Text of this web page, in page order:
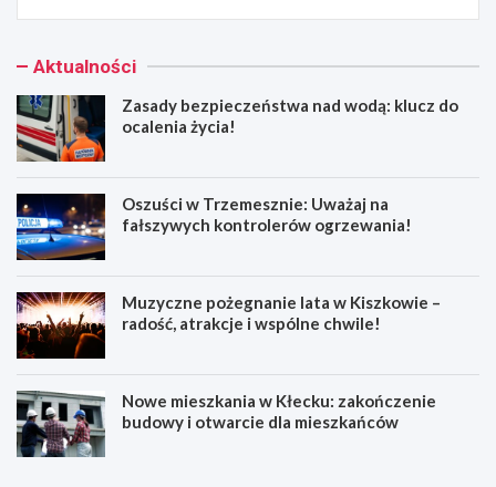
Aktualności
Zasady bezpieczeństwa nad wodą: klucz do
ocalenia życia!
Oszuści w Trzemesznie: Uważaj na
fałszywych kontrolerów ogrzewania!
Muzyczne pożegnanie lata w Kiszkowie –
radość, atrakcje i wspólne chwile!
Nowe mieszkania w Kłecku: zakończenie
budowy i otwarcie dla mieszkańców
Z
O